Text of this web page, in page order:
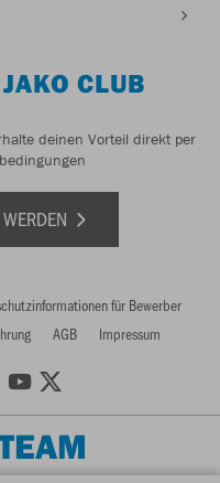
CLUB
deinen Vorteil direkt per
für Bewerber
AGB Impressum